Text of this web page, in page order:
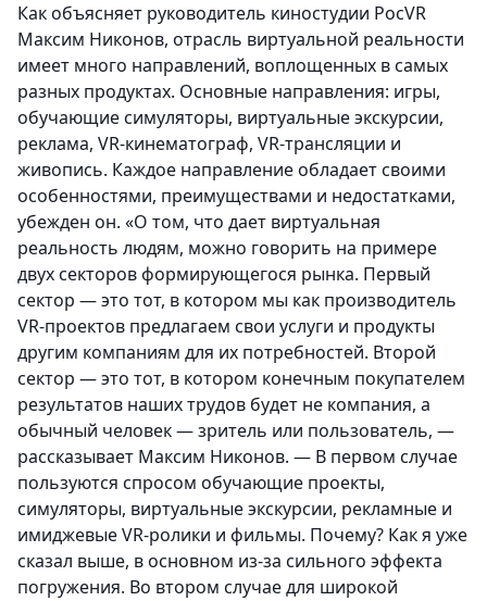
Как объясняет руководитель киностудии РосVR
Максим Никонов, отрасль виртуальной реальности
имеет много направлений, воплощенных в самых
разных продуктах. Основные направления: игры,
обучающие симуляторы, виртуальные экскурсии,
реклама, VR-кинематограф, VR-трансляции и
живопись. Каждое направление обладает своими
особенностями, преимуществами и недостатками,
убежден он. «О том, что дает виртуальная
реальность людям, можно говорить на примере
двух секторов формирующегося рынка. Первый
сектор — это тот, в котором мы как производитель
VR-проектов предлагаем свои услуги и продукты
другим компаниям для их потребностей. Второй
сектор — это тот, в котором конечным покупателем
результатов наших трудов будет не компания, а
обычный человек — зритель или пользователь, —
рассказывает Максим Никонов. — В первом случае
пользуются спросом обучающие проекты,
симуляторы, виртуальные экскурсии, рекламные и
имиджевые VR-ролики и фильмы. Почему? Как я уже
сказал выше, в основном из-за сильного эффекта
погружения. Во втором случае для широкой